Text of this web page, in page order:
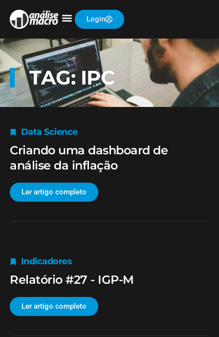
Login
TAG: IPC
Data Science
Criando uma dashboard de
análise da inflação
Ler artigo completo
Indicadores
Relatório #27 - IGP-M
Ler artigo completo